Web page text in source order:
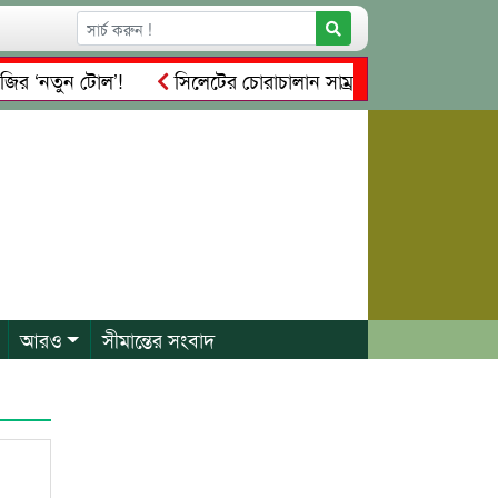
‘নতুন টোল’!
সিলেটের চোরাচালান সাম্রাজ্যের নতুন নিয়ন্ত্রক
প্রেম, প্রতারণা ও কোটি টাকার আত্মসাৎ: কাঠগড়ায় খোদ
আরও সীমান্তের সংবাদ